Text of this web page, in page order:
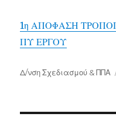
1η ΑΠΟΦΑΣΗ
ΠΥ ΕΡΓΟΥ
Author
Δ/νση Σχεδιασμού & ΠΠΑ